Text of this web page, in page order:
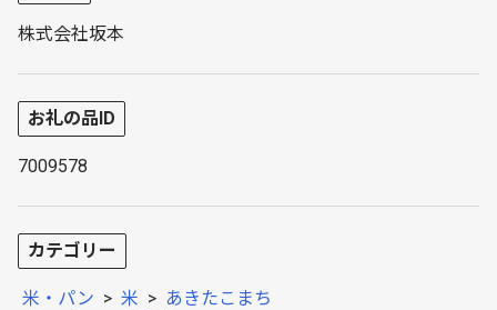
株式会社坂本
お礼の品ID
7009578
カテゴリー
米・パン > 米 > あきたこまち